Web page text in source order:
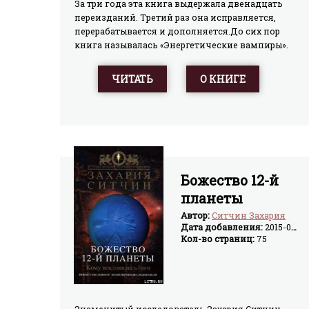
За три года эта книга выдержала двенадцать
переизданий. Третий раз она исправляется,
перерабатывается и дополняется.До сих пор
книга называлась «Энергетические вампиры».
концепция кармической медицины, эта книга
переименована в «Энергетический вампиризм».
изучением которого занялись медики, ученые,
психологи и философы.Книга рассчитана на
широкий круг читателей.
ЧИТАТЬ О КНИГЕ
Божество 12-й
планеты
Автор:Ситчин Захария
Дата добавления:2015-03-18
Кол-во страниц: 75